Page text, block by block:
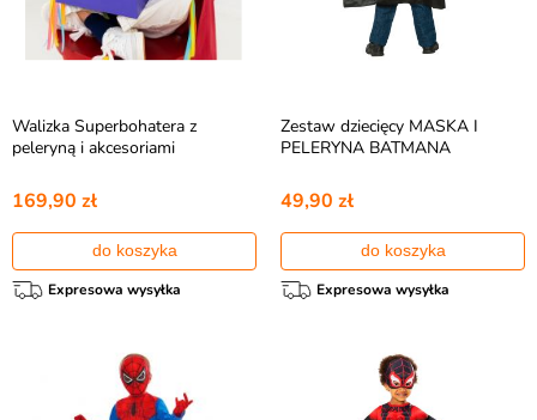
Walizka Superbohatera z
peleryną i akcesoriami
169,90 zł
do koszyka
Expresowa wysyłka
Zestaw dziecięcy MASKA I
PELERYNA BATMANA
49,90 zł
do koszyka
Expresowa wysyłka